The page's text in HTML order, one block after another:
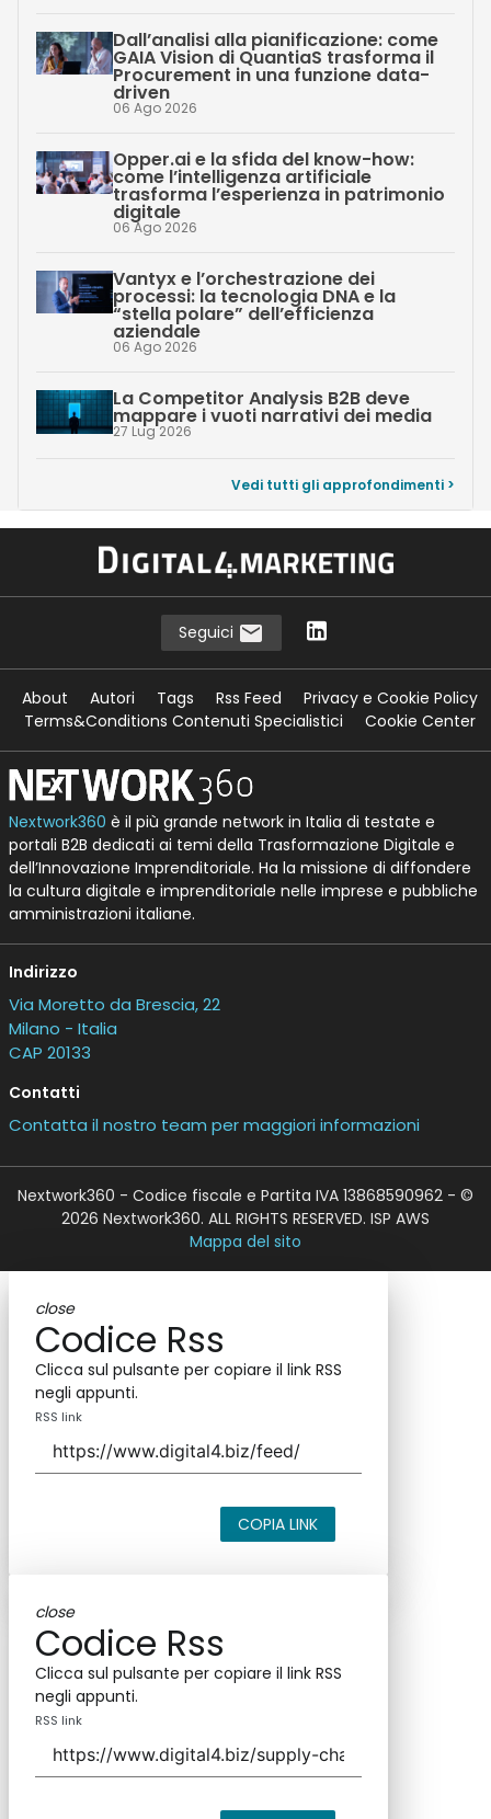
Dall’analisi alla pianificazione: come
GAIA Vision di QuantiaS trasforma il
Procurement in una funzione data-
driven
06 Ago 2026
Opper.ai e la sfida del know-how:
come l’intelligenza artificiale
trasforma l’esperienza in patrimonio
digitale
06 Ago 2026
Vantyx e l’orchestrazione dei
processi: la tecnologia DNA e la
“stella polare” dell’efficienza
aziendale
06 Ago 2026
La Competitor Analysis B2B deve
mappare i vuoti narrativi dei media
27 Lug 2026
Vedi tutti gli approfondimenti >
Seguici
About Autori Tags Rss Feed
Privacy e Cookie Policy
Terms&Conditions Contenuti Specialistici
Cookie Center
Nextwork360 è il più grande network in Italia di testate e
portali B2B dedicati ai temi della Trasformazione Digitale e
dell’Innovazione Imprenditoriale. Ha la missione di diffondere
la cultura digitale e imprenditoriale nelle imprese e pubbliche
amministrazioni italiane.
Indirizzo
Via Moretto da Brescia, 22
Milano - Italia
CAP 20133
Contatti
Contatta il nostro team per maggiori informazioni
Nextwork360 - Codice fiscale e Partita IVA 13868590962 - ©
2026 Nextwork360. ALL RIGHTS RESERVED. ISP AWS
Mappa del sito
close
Codice Rss
Clicca sul pulsante per copiare il link RSS
negli appunti.
RSS link
COPIA LINK
close
Codice Rss
Clicca sul pulsante per copiare il link RSS
negli appunti.
RSS link